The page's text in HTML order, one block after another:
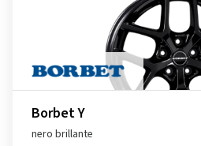
Borbet Y
nero brillante